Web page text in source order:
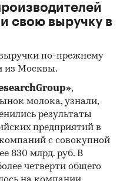
для разработки
документации и
требований
органов
партнеров и
сельского
молочная
новой
свою выручку в
по-прежнему
из Москвы.
,
молока, узнали,
результаты
предприятий в
компаний с совокупной
830 млрд. руб. В
четверти общего